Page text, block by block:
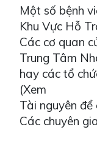
Một số bệnh
Khu Vực Hỗ
Các cơ quan
Trung Tâm
hay các tổ
(Xem
Tài nguyên
Các chuyên